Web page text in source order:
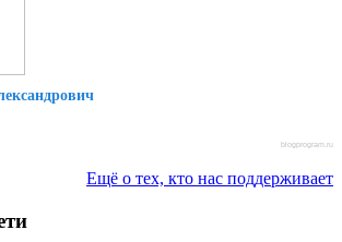
blogprogram.ru
Ещё о тех, кто нас поддерживает